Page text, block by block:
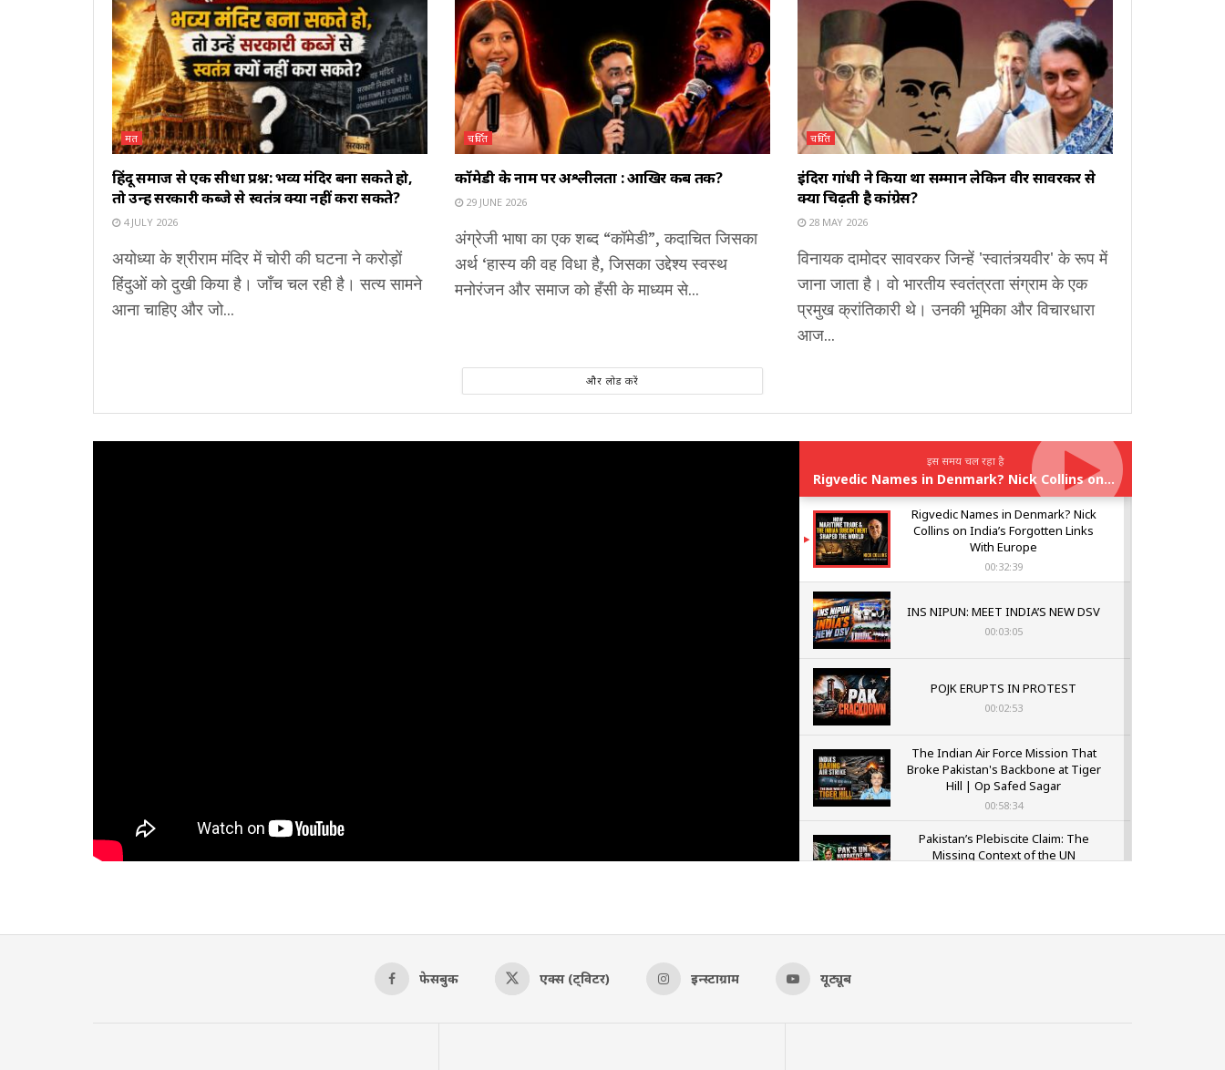
मत
हिंदू समाज से एक सीधा प्रश्न: भव्य मंदिर बना सकते हो,
तो उन्हें सरकारी कब्जे से स्वतंत्र क्यों नहीं करा सकते?
4 JULY 2026
अयोध्या के श्रीराम मंदिर में चोरी की घटना ने करोड़ों
हिंदुओं को दुखी किया है। जाँच चल रही है। सत्य सामने
आना चाहिए और जो...
चर्चित
कॉमेडी के नाम पर अश्लीलता : आखिर कब तक?
29 JUNE 2026
अंग्रेजी भाषा का एक शब्द “कॉमेडी”, कदाचित जिसका
अर्थ ‘हास्य की वह विधा है, जिसका उद्देश्य स्वस्थ
मनोरंजन और समाज को हँसी के माध्यम से...
चर्चित
इंदिरा गांधी ने किया था सम्मान लेकिन वीर सावरकर से
क्यों चिढ़ती है कांग्रेस?
28 MAY 2026
विनायक दामोदर सावरकर जिन्हें 'स्वातंत्र्यवीर' के रूप में
जाना जाता है। वो भारतीय स्वतंत्रता संग्राम के एक
प्रमुख क्रांतिकारी थे। उनकी भूमिका और विचारधारा
आज...
और लोड करें
इस समय चल रहा है
Rigvedic Names in Denmark? Nick Collins on India’s Forgotten Links With Europe
Rigvedic Names in Denmark? Nick
Collins on India’s Forgotten Links
With Europe
00:32:39
INS NIPUN: MEET INDIA’S NEW DSV
00:03:05
POJK ERUPTS IN PROTEST
00:02:53
The Indian Air Force Mission That
Broke Pakistan's Backbone at Tiger
Hill | Op Safed Sagar
00:58:34
Pakistan’s Plebiscite Claim: The
Missing Context of the UN
फेसबुक एक्स (ट्विटर) इन्स्टाग्राम यूट्यूब